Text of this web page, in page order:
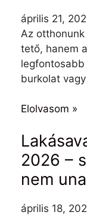
április 21,
Az
tető, hanem
burkolat
Elolvasom »
2026 –
nem
április 18,